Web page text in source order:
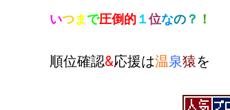
いつまで圧倒的１位なの ？ ！
順位確認&応援は温泉猿を